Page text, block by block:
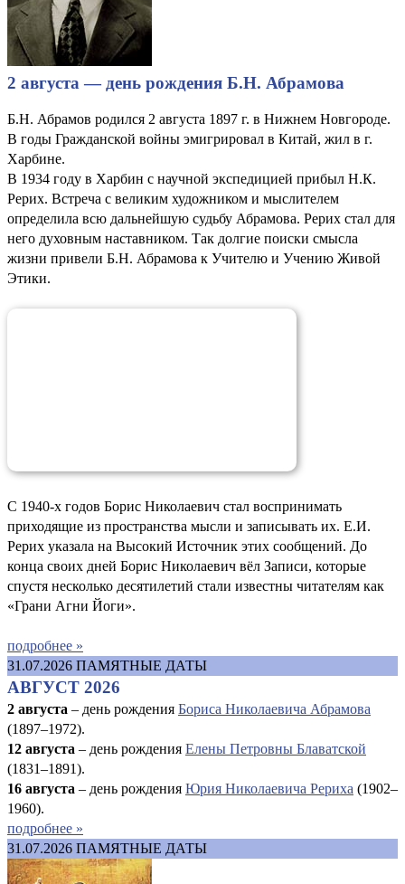
2 августа — день рождения Б.Н. Абрамова
Б.Н. Абрамов родился 2 августа 1897 г. в Нижнем Новгороде.
В годы Гражданской войны эмигрировал в Китай, жил в г.
Харбине.
В 1934 году в Харбин с научной экспедицией прибыл Н.К.
Рерих. Встреча с великим художником и мыслителем
определила всю дальнейшую судьбу Абрамова. Рерих стал для
него духовным наставником. Так долгие поиски смысла
жизни привели Б.Н. Абрамова к Учителю и Учению Живой
Этики.
С 1940-х годов Борис Николаевич стал воспринимать
приходящие из пространства мысли и записывать их. Е.И.
Рерих указала на Высокий Источник этих сообщений. До
конца своих дней Борис Николаевич вёл Записи, которые
спустя несколько десятилетий стали известны читателям как
«Грани Агни Йоги».
подробнее »
31.07.2026 ПАМЯТНЫЕ ДАТЫ
АВГУСТ 2026
2 августа – день рождения Бориса Николаевича Абрамова
(1897–1972).
12 августа – день рождения Елены Петровны Блаватской
(1831–1891).
16 августа – день рождения Юрия Николаевича Рериха (1902–
1960).
подробнее »
31.07.2026 ПАМЯТНЫЕ ДАТЫ